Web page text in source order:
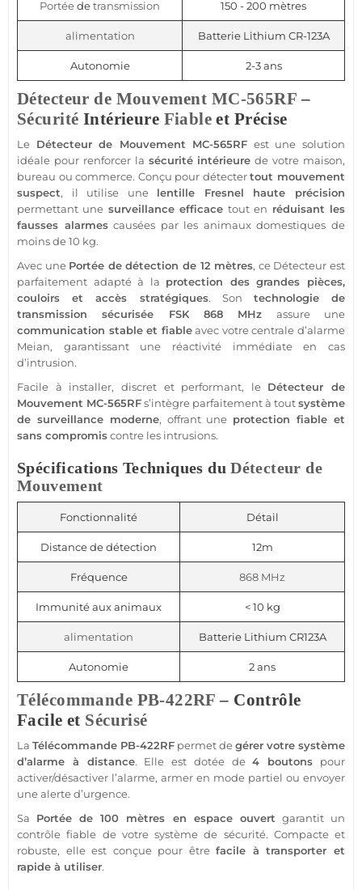
Portéedetransmission 150 - 200 mètres
alimentation Batterie Lithium CR-123A
Autonomie 2-3 ans
Détecteur de Mouvement MC-565RF –
Sécurité Intérieure Fiable et Précise
Le Détecteur de Mouvement MC-565RF est une solution
idéale pour renforcer la sécuritéintérieure de votre maison,
bureau oucommerce. Conçu pour détectertout mouvement
suspect, il utilise une lentille Fresnel haute précision
permettant une surveillanceefficace tout en réduisant les
fausses alarmescausées par les animaux domestiques de
moins de 10 kg.
Avec une Portée de détection de 12 mètres, ce Détecteur est
parfaitement adapté à la protection des grandes pièces,
couloirs et accès stratégiques. Son technologie de
transmission sécurisée FSK 868 MHz assure une
communication stable et fiableavec votrecentrale d’alarme
Meian, garantissant une réactivité immédiate en cas
d’intrusion.
Facile à installer, discret et performant, le Détecteur de
Mouvement MC-565RFs’intègre parfaitement à toutsystème
de surveillancemoderne, offrant une protection fiable et
sans compromiscontre les intrusions.
Spécifications Techniques duDétecteur de
Mouvement
Fonctionnalité Détail
Distance de détection 12m
Fréquence 868 MHz
Immunité aux animaux < 10 kg
alimentation Batterie Lithium CR123A
Autonomie 2 ans
Télécommande PB-422RF – Contrôle
Facile et Sécurisé
La Télécommande PB-422RF permet degérer votre système
d’alarme à distance. Elle est dotée de4 boutons pour
activer/désactiver l’alarme, armer en mode partiel ou envoyer
une alerte d’urgence.
Sa Portée de 100 mètres en espace ouvert garantit un
contrôlefiable de votre système de sécurité. Compacte et
robuste, elle est conçue pour êtrefacile à transporter et
rapide à utiliser.